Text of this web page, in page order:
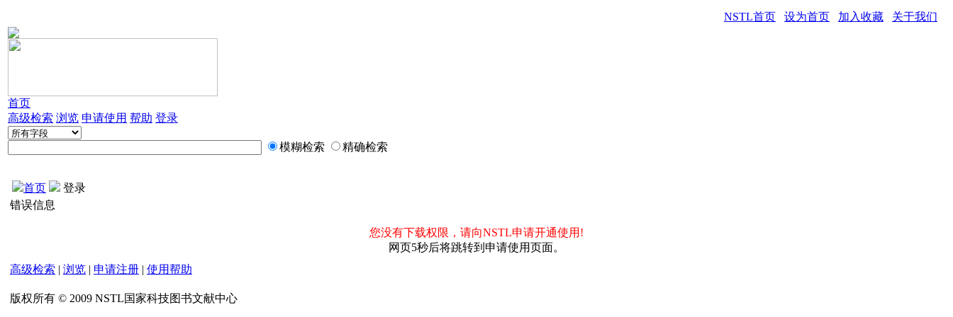
NSTL首页 设为首页 加入收藏 关于我们
首页
高级检索 浏览 申请使用 帮助 登录
模糊检索 精确检索
首页
登录
错误信息
您没有下载权限，请向NSTL申请开通使用!
网页5秒后将跳转到申请使用页面。
高级检索 | 浏览 | 申请注册 | 使用帮助
版权所有 © 2009 NSTL国家科技图书文献中心